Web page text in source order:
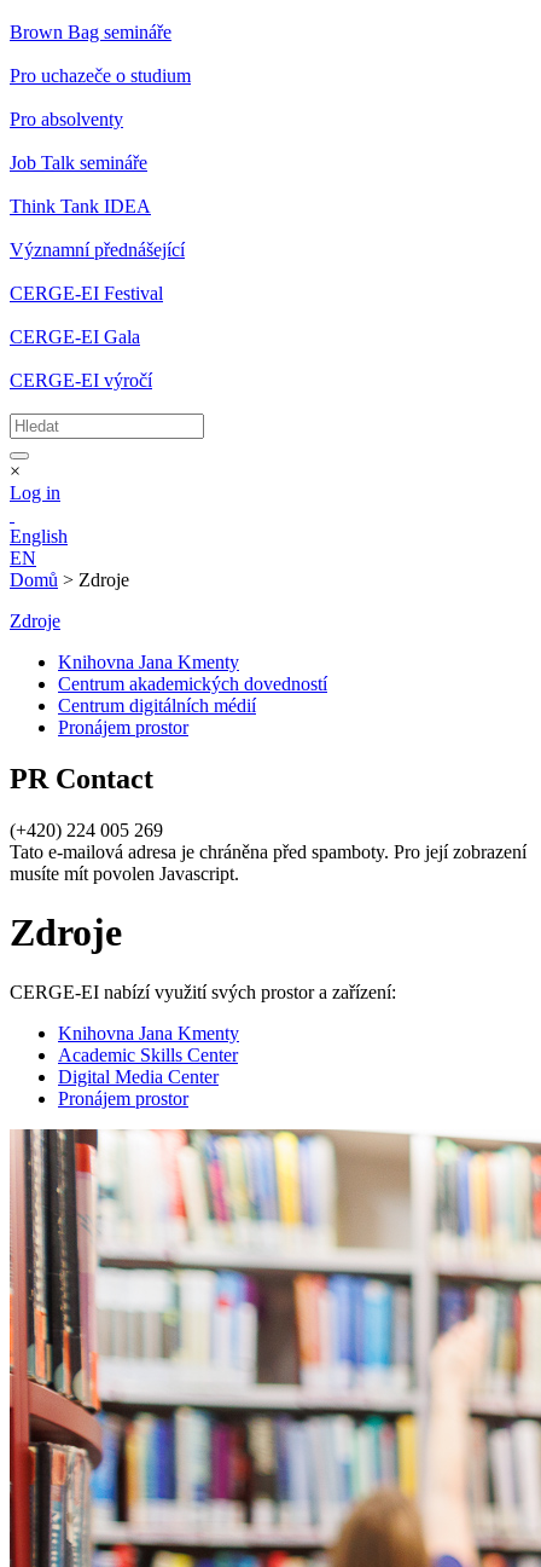
Brown Bag semináře
Pro uchazeče o studium
Pro absolventy
Job Talk semináře
Think Tank IDEA
Významní přednášející
CERGE-EI Festival
CERGE-EI Gala
CERGE-EI výročí
×
Log in
English
EN
Domů > Zdroje
Zdroje
Knihovna Jana Kmenty
Centrum akademických dovedností
Centrum digitálních médií
Pronájem prostor
PR Contact
(+420) 224 005 269
Tato e-mailová adresa je chráněna před spamboty. Pro její zobrazení
musíte mít povolen Javascript.
Zdroje
CERGE-EI nabízí využití svých prostor a zařízení:
Knihovna Jana Kmenty
Academic Skills Center
Digital Media Center
Pronájem prostor